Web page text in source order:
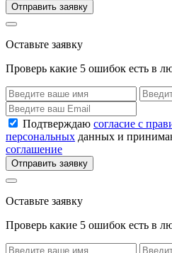
Отправить заявку
Оставьте заявку
Проверь какие 5 ошибок есть в
Подтверждаю согласие с
персональных данных и
соглашение
Отправить заявку
Оставьте заявку
Проверь какие 5 ошибок есть в